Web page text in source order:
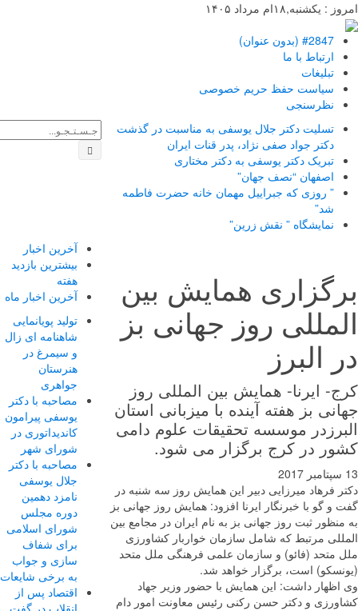
مرداد ۱۴۰۵
#2847 (بدون عنوان)
ارتباط با ما
تبلیغات
سیاست حفظ حریم خصوصی
نظرسنجی
تسلیت دکتر جلال یوسفی به مناسبت در گذشت
دکتر جواد صفی نژاد، پدر قنات ایران
تبریک دکتر یوسفی به دکتر مختاری
اصفهان “نصف جهان”
” روزی که جبراییل مهمان خانه حضرت فاطمه
شد”
نمایشگاه ” نقش زرین”
همایش بین
روز جهانی بز
البرز
ایرنا- همایش بین المللی روز
بز هفته آینده با میزبانی استان
موسسه تحقیقات علوم دامی
در کرج برگزار می شود.
فرهاد میرزایی دبیر این همایش روز سه شنبه در
و گو با خبرنگار ایرنا افزود: ﻫﻤﺎﯾﺶ روز جهانی بز
ﺛﺒﺖ روز ﺟﻬﺎﻧﯽ ﺑﺰ ﺑﻪ ﻧﺎم اﯾﺮان در ﻣﺠﺎﻣﻊ ﺑﯿﻦ
مرتبط ﮐﻪ ﺷﺎﻣﻞ ﺳﺎزﻣﺎن ﺧﻮارﺑﺎر ﮐﺸﺎورزی
ﻣﺘﺤﺪ (ﻓﺎﺋﻮ) و ﺳﺎزﻣﺎن ﻋﻠﻤﯽ ﻓﺮﻫﻨﮕﯽ ﻣﻠﻞ ﻣﺘﺤﺪ
است، ﺑﺮﮔﺰار ﺧﻮاﻫﺪ ﺷﺪ.
داشت: این همایش با حضور وزیر جهاد
و دکتر حسن رکنی رئیس معاونت امور دام
آخرین اخبار
بیشترین بازدید
هفته
آخرین اخبار ماه
تولید پویانمایی
شاهنامه ای زال
و سیمرغ در
هنرستان
جواهری
مصاحبه با دکتر
یوسفی پیرامون
کاندیداتوری در
شورای شهر
مصاحبه با دکتر
جلال یوسفی
نامزد دهمین
دوره مجلس
شورای اسلامی
برای شفاف
سازی و جواب
به برخی شایعات
اقتصاد پس از